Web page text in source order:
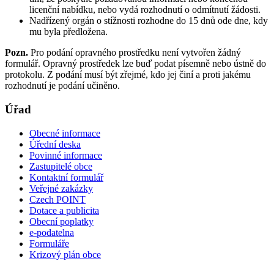
licenční nabídku, nebo vydá rozhodnutí o odmítnutí žádosti.
Nadřízený orgán o stížnosti rozhodne do 15 dnů ode dne, kdy
mu byla předložena.
Pozn. Pro podání opravného prostředku není vytvořen žádný
formulář. Opravný prostředek lze buď podat písemně nebo ústně do
protokolu. Z podání musí být zřejmé, kdo jej činí a proti jakému
rozhodnutí je podání učiněno.
Úřad
Obecné informace
Úřední deska
Povinné informace
Zastupitelé obce
Kontaktní formulář
Veřejné zakázky
Czech POINT
Dotace a publicita
Obecní poplatky
e-podatelna
Formuláře
Krizový plán obce